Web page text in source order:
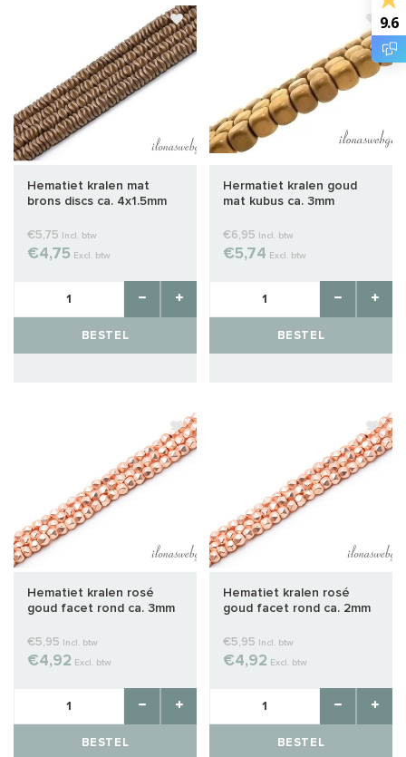
Hematiet kralen mat
brons discs ca. 4x1.5mm
€5,75 Incl. btw
€4,75 Excl. btw
BESTEL
Hermatiet kralen goud
mat kubus ca. 3mm
€6,95 Incl. btw
€5,74 Excl. btw
BESTEL
Hematiet kralen rosé
goud facet rond ca. 3mm
€5,95 Incl. btw
€4,92 Excl. btw
BESTEL
Hematiet kralen rosé
goud facet rond ca. 2mm
€5,95 Incl. btw
€4,92 Excl. btw
BESTEL
9.6